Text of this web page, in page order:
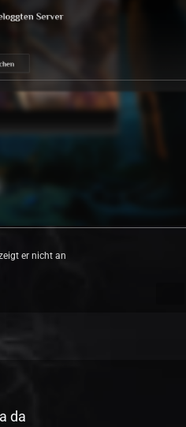
er nicht an
da